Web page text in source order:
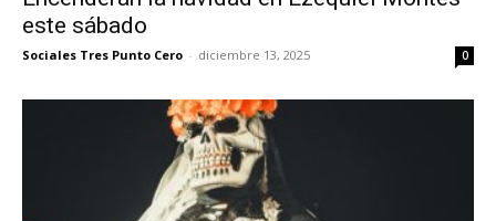
este sábado
Sociales Tres Punto Cero - diciembre 13, 2025 0